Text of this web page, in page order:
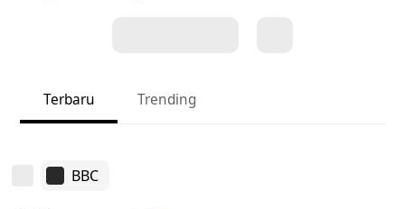
Terbaru Trending
BBC